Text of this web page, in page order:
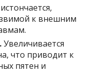
к внешним
Увеличивается
что приводит к
пятен и